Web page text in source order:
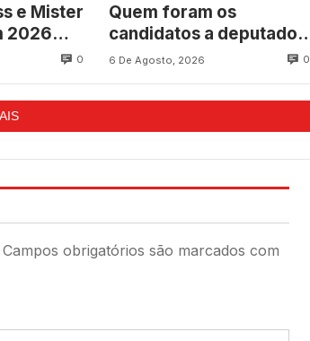
e Mister
2026
sábado,0
Quem foram os
candidatos a deputado
federal mais votados em
eleições de 2022?
6 De Agosto, 2026 0
Campos obrigatórios são marcados com